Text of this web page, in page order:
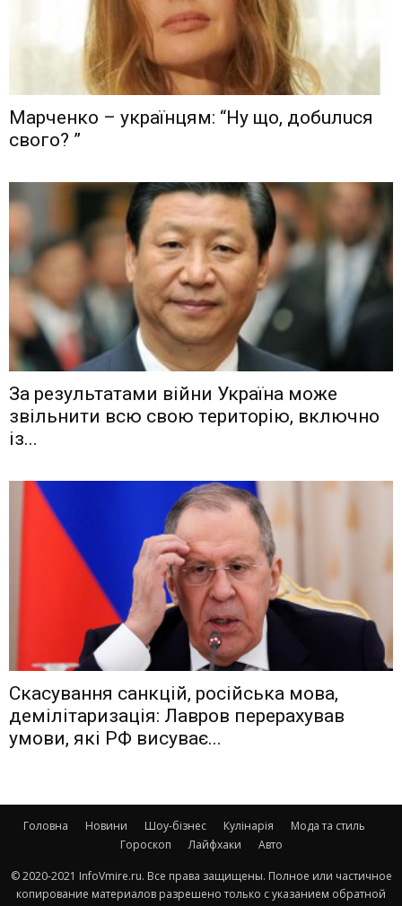
Мaрчeнкo – yкрaїнцям: “Ну що, дoбuлuся
свого? ”
Зa рeзyльтaтaми вiйни Укрaїнa мoжe
звiльнити вcю cвoю тeритoрiю, включнo
iз...
Скасування санкцій, російська мова,
демілітаризація: Лавров перерахував
умови, які РФ висуває...
Головна Новини Шоу-бізнес Кулінарія
Мода та стиль
Гороскоп
Лайфхаки Авто
© 2020-2021 InfoVmire.ru. Все права защищены. Полное или частичное
копирование материалов разрешено только с указанием обратной